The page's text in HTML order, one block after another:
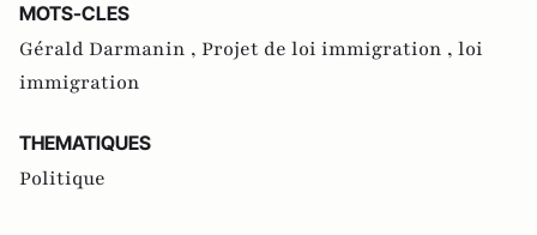
MOTS-CLES
Gérald Darmanin , Projet de loi immigration , loi
immigration
THEMATIQUES
Politique